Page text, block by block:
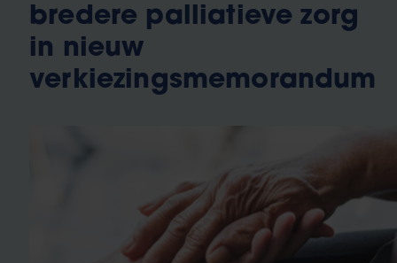
bredere palliatieve zorg
in nieuw
verkiezingsmemorandum